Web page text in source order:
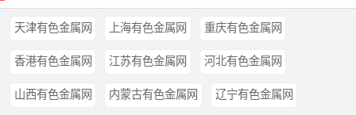
天津有色金属网 上海有色金属网 重庆有色金属网
香港有色金属网 江苏有色金属网 河北有色金属网
山西有色金属网 内蒙古有色金属网 辽宁有色金属网